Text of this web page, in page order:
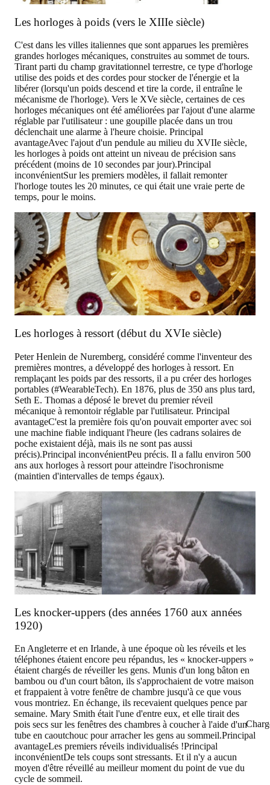
Les horloges à poids (vers le XIIIe siècle)
C'est dans les villes italiennes que sont apparues les premières
grandes horloges mécaniques, construites au sommet de tours.
Tirant parti du champ gravitationnel terrestre, ce type d'horloge
utilise des poids et des cordes pour stocker de l'énergie et la
libérer (lorsqu'un poids descend et tire la corde, il entraîne le
mécanisme de l'horloge). Vers le XVe siècle, certaines de ces
horloges mécaniques ont été améliorées par l'ajout d'une alarme
réglable par l'utilisateur : une goupille placée dans un trou
déclenchait une alarme à l'heure choisie. Principal
avantageAvec l'ajout d'un pendule au milieu du XVIIe siècle,
les horloges à poids ont atteint un niveau de précision sans
précédent (moins de 10 secondes par jour).Principal
inconvénientSur les premiers modèles, il fallait remonter
l'horloge toutes les 20 minutes, ce qui était une vraie perte de
temps, pour le moins.
Les horloges à ressort (début du XVIe siècle)
Peter Henlein de Nuremberg, considéré comme l'inventeur des
premières montres, a développé des horloges à ressort. En
remplaçant les poids par des ressorts, il a pu créer des horloges
portables (#WearableTech). En 1876, plus de 350 ans plus tard,
Seth E. Thomas a déposé le brevet du premier réveil
mécanique à remontoir réglable par l'utilisateur. Principal
avantageC'est la première fois qu'on pouvait emporter avec soi
une machine fiable indiquant l'heure (les cadrans solaires de
poche existaient déjà, mais ils ne sont pas aussi
précis).Principal inconvénientPeu précis. Il a fallu environ 500
ans aux horloges à ressort pour atteindre l'isochronisme
(maintien d'intervalles de temps égaux).
Les knocker-uppers (des années 1760 aux années
1920)
En Angleterre et en Irlande, à une époque où les réveils et les
téléphones étaient encore peu répandus, les « knocker-uppers »
étaient chargés de réveiller les gens. Munis d'un long bâton en
bambou ou d'un court bâton, ils s'approchaient de votre maison
et frappaient à votre fenêtre de chambre jusqu'à ce que vous
vous montriez. En échange, ils recevaient quelques pence par
semaine. Mary Smith était l'une d'entre eux, et elle tirait des
pois secs sur les fenêtres des chambres à coucher à l'aide d'un
tube en caoutchouc pour arracher les gens au sommeil.Principal
avantageLes premiers réveils individualisés !Principal
inconvénientDe tels coups sont stressants. Et il n'y a aucun
moyen d'être réveillé au meilleur moment du point de vue du
cycle de sommeil.